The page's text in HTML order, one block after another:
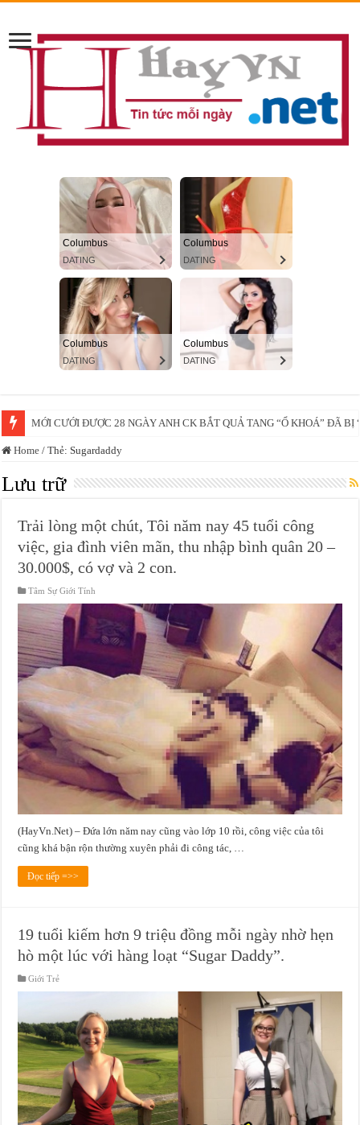
MỚI CƯỚI ĐƯỢC 28 NGÀY ANH CK BẮT QUẢ TANG “Ổ KHOÁ” ĐÃ
Home / Thẻ:Sugardaddy
Lưu trữ
Trải lòng một chút, Tôi năm nay 45 tuổi công
việc, gia đình viên mãn, thu nhập bình quân 20 –
30.000$, có vợ và 2 con.
Tâm Sự Giới Tính
(HayVn.Net) – Đứa lớn năm nay cũng vào lớp 10 rồi, công việc của tôi
cũng khá bận rộn thường xuyên phải đi công tác, …
Đọc tiếp =>>
19 tuổi kiếm hơn 9 triệu đồng mỗi ngày nhờ hẹn
hò một lúc với hàng loạt “Sugar Daddy”.
Giới Trẻ